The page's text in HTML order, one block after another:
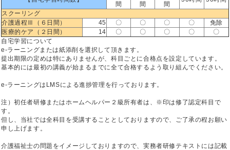
間 間 間
スクーリング
介護過程Ⅲ（６日間）
45 〇 〇 〇 〇
免除
医療的ケア（２日間）
14 〇 〇 〇 〇
〇
自宅学習について
e-ラーニングまたは紙添削を選択して頂きます。
提出期限の定めは特にありませんが、科目ごとに合格点を設定しています。
基本的には最初の講義が始まるまでに全て合格するよう取り組んでください。
e-ラーニングはLMSによる進捗管理を行っております。
注）初任者研修またはホームヘルパー２級所有者は、※印は修了認定科目で
す。
但し、当社では全科目を受講することとしておりますので、ご了承の程お願い
申し上げます。
介護福祉士の問題をイメージしておりますので、実務者研修テキストには記載